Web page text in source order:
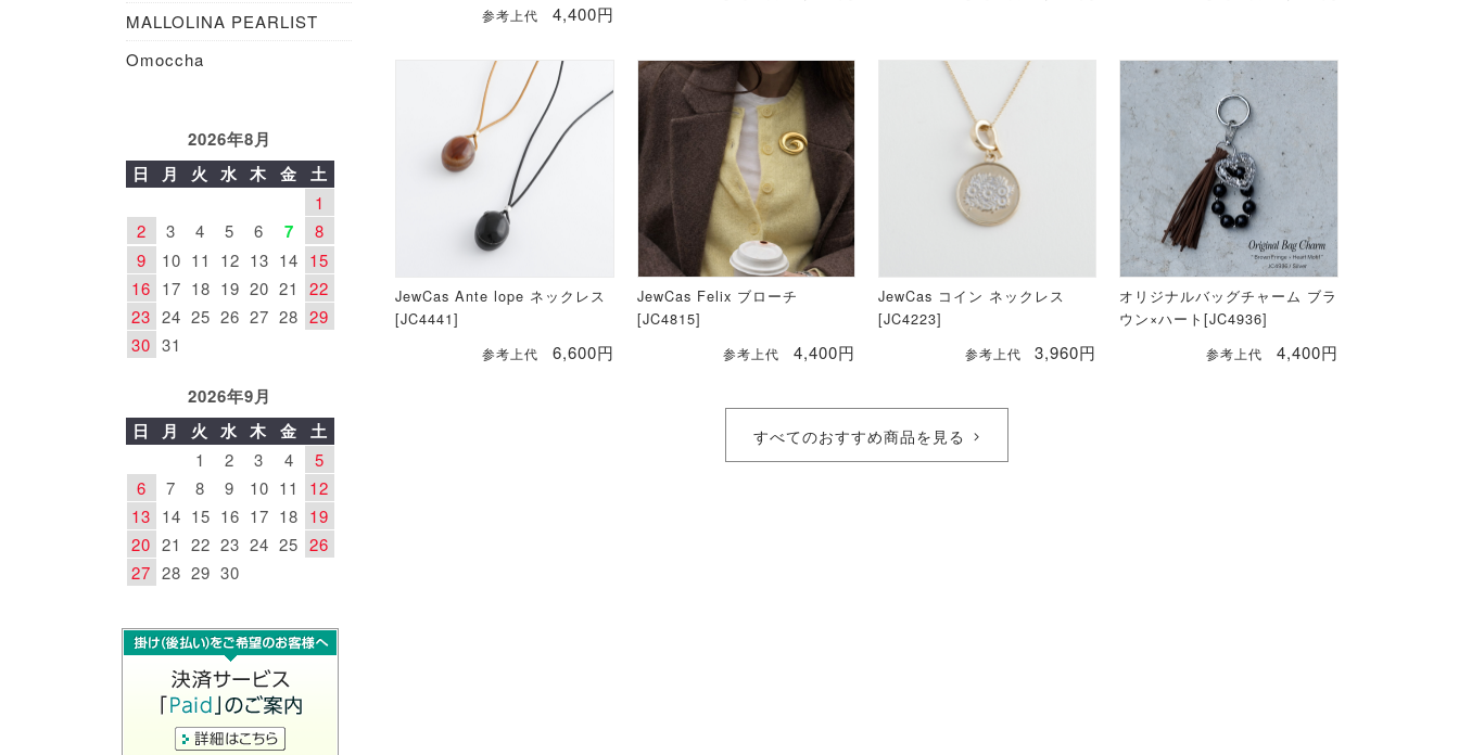
参考上代 4,400円
JewCas Ante lope ネックレス
[JC4441]
参考上代 6,600円
JewCas Felix ブローチ
[JC4815]
参考上代 4,400円
JewCas コイン ネックレス
[JC4223]
参考上代 3,960円
オリジナルバッグチャーム ブラ
ウン×ハート[JC4936]
参考上代 4,400円
すべてのおすすめ商品を見る
MALLOLINA PEARLIST
Omoccha
2026年8月
日
月 火 水 木 金 土
1
2
3 4 5 6 7
8
9
10 11 12 13 14 15
16 17 18 19 20 21
22
23 24 25 26 27 28 29
30 31
2026年9月
日
月 火 水 木 金 土
1 2 3 4
5
6
7 8 9 10 11
12
13 14 15 16 17 18 19
20 21 22 23 24 25 26
27 28 29 30